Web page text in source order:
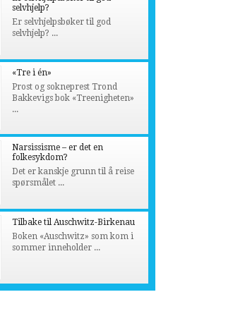
selvhjelp?
Er selvhjelpsbøker til god
selvhjelp? ...
«Tre i én»
Prost og sokneprest Trond
Bakkevigs bok «Treenigheten»
...
Narsissisme – er det en
folkesykdom?
Det er kanskje grunn til å reise
spørsmålet ...
Tilbake til Auschwitz-Birkenau
Boken «Auschwitz» som kom i
sommer inneholder ...